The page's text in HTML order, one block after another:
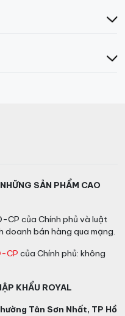
SẢN PHẨM CAO
CP của Chính phủ và luật
doanh bán hàng qua mạng.
CP của Chính phủ: không
KHẨU ROYAL
Tân Sơn Nhất, TP Hồ